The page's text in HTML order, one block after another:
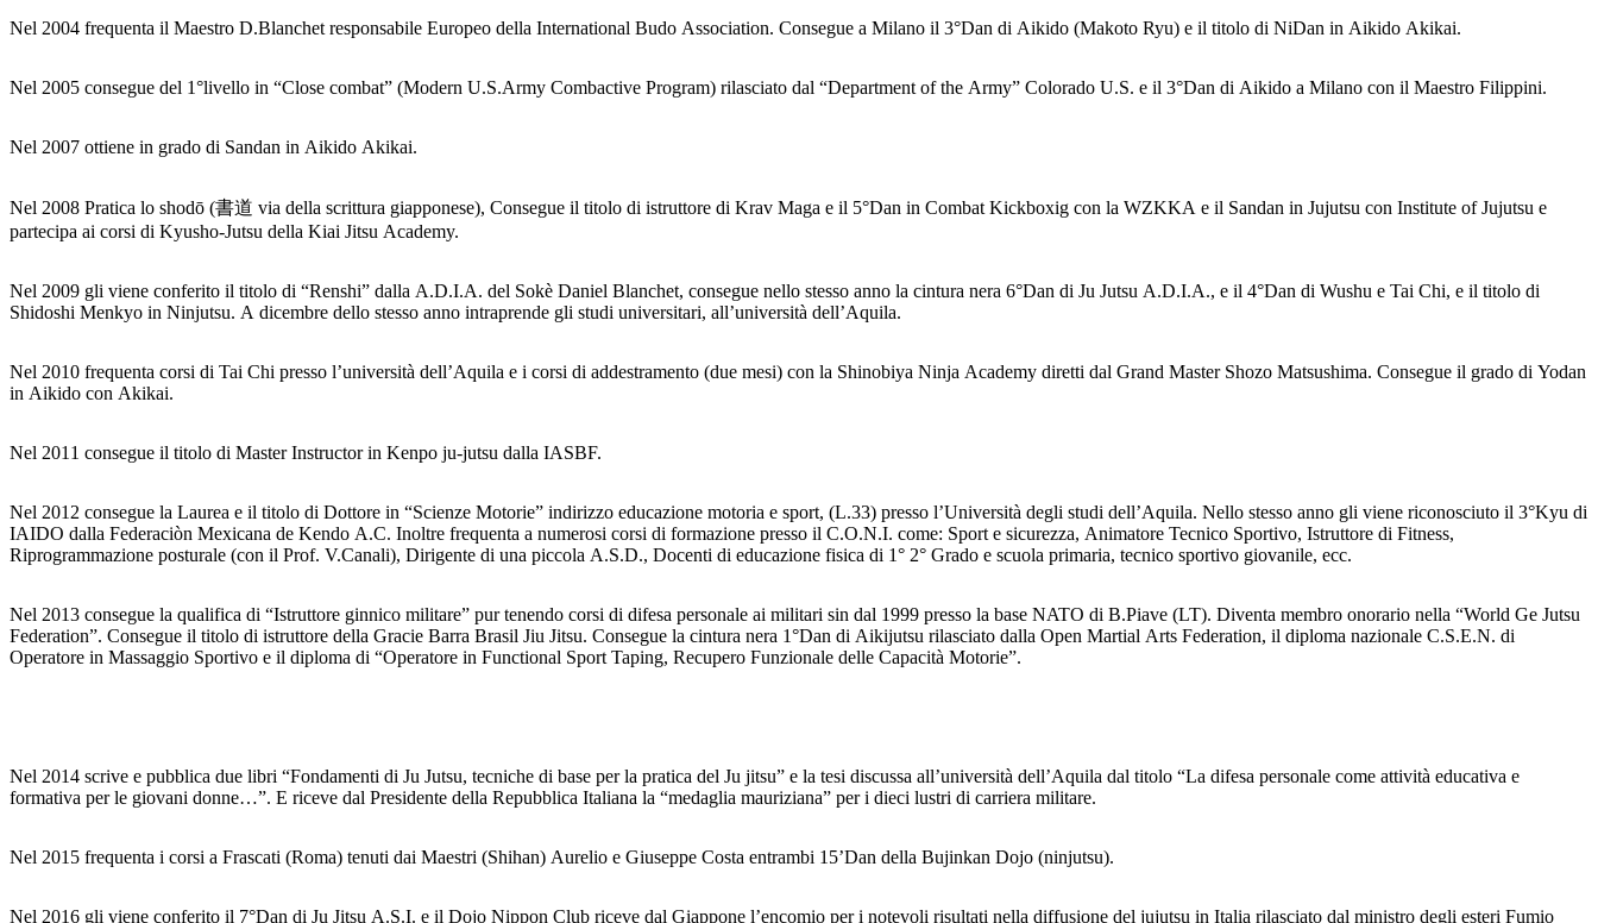
Nel 2004 frequenta il Maestro D.Blanchet responsabile Europeo della International Budo Association. Consegue a Milano il 3°Dan di Aikido (Makoto Ryu) e il titolo di NiDan in Aikido Akikai.
Nel 2005 consegue del 1°livello in “Close combat” (Modern U.S.Army Combactive Program) rilasciato dal “Department of the Army” Colorado U.S. e il 3°Dan di Aikido a Milano con il Maestro Filippini.
Nel 2007 ottiene in grado di Sandan in Aikido Akikai.
Nel 2008 Pratica lo shodō (書道 via della scrittura giapponese), Consegue il titolo di istruttore di Krav Maga e il 5°Dan in Combat Kickboxig con la WZKKA e il Sandan in Jujutsu con Institute of Jujutsu e
partecipa ai corsi di Kyusho-Jutsu della Kiai Jitsu Academy.
Nel 2009 gli viene conferito il titolo di “Renshi” dalla A.D.I.A. del Sokè Daniel Blanchet, consegue nello stesso anno la cintura nera 6°Dan di Ju Jutsu A.D.I.A., e il 4°Dan di Wushu e Tai Chi, e il titolo di
Shidoshi Menkyo in Ninjutsu. A dicembre dello stesso anno intraprende gli studi universitari, all’università dell’Aquila.
Nel 2010 frequenta corsi di Tai Chi presso l’università dell’Aquila e i corsi di addestramento (due mesi) con la Shinobiya Ninja Academy diretti dal Grand Master Shozo Matsushima. Consegue il grado di Yodan
in Aikido con Akikai.
Nel 2011 consegue il titolo di Master Instructor in Kenpo ju-jutsu dalla IASBF.
Nel 2012 consegue la Laurea e il titolo di Dottore in “Scienze Motorie” indirizzo educazione motoria e sport, (L.33) presso l’Università degli studi dell’Aquila. Nello stesso anno gli viene riconosciuto il 3°Kyu di
IAIDO dalla Federaciòn Mexicana de Kendo A.C. Inoltre frequenta a numerosi corsi di formazione presso il C.O.N.I. come: Sport e sicurezza, Animatore Tecnico Sportivo, Istruttore di Fitness,
Riprogrammazione posturale (con il Prof. V.Canali), Dirigente di una piccola A.S.D., Docenti di educazione fisica di 1° 2° Grado e scuola primaria, tecnico sportivo giovanile, ecc.
Nel 2013 consegue la qualifica di “Istruttore ginnico militare” pur tenendo corsi di difesa personale ai militari sin dal 1999 presso la base NATO di B.Piave (LT). Diventa membro onorario nella “World Ge Jutsu
Federation”. Consegue il titolo di istruttore della Gracie Barra Brasil Jiu Jitsu. Consegue la cintura nera 1°Dan di Aikijutsu rilasciato dalla Open Martial Arts Federation, il diploma nazionale C.S.E.N. di
Operatore in Massaggio Sportivo e il diploma di “Operatore in Functional Sport Taping, Recupero Funzionale delle Capacità Motorie”.
Nel 2014 scrive e pubblica due libri “Fondamenti di Ju Jutsu, tecniche di base per la pratica del Ju jitsu” e la tesi discussa all’università dell’Aquila dal titolo “La difesa personale come attività educativa e
formativa per le giovani donne…”. E riceve dal Presidente della Repubblica Italiana la “medaglia mauriziana” per i dieci lustri di carriera militare.
Nel 2015 frequenta i corsi a Frascati (Roma) tenuti dai Maestri (Shihan) Aurelio e Giuseppe Costa entrambi 15’Dan della Bujinkan Dojo (ninjutsu).
Nel 2016 gli viene conferito il 7°Dan di Ju Jitsu A.S.I. e il Dojo Nippon Club riceve dal Giappone l’encomio per i notevoli risultati nella diffusione del jujutsu in Italia rilasciato dal ministro degli esteri Fumio